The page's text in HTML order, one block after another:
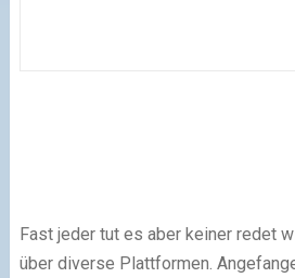
Fast jeder tut es aber keiner redet
über diverse Plattformen.